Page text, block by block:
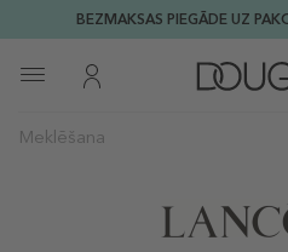
BEZMAKSAS PIEGĀDE UZ